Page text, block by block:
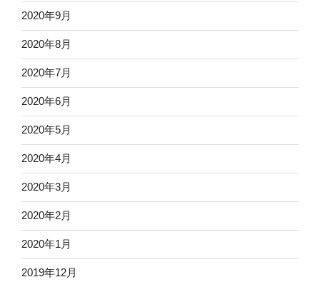
2020年9月
2020年8月
2020年7月
2020年6月
2020年5月
2020年4月
2020年3月
2020年2月
2020年1月
2019年12月